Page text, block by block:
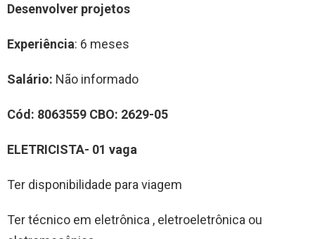
Desenvolver projetos
Experiência: 6 meses
Salário: Não informado
Cód: 8063559 CBO: 2629-05
ELETRICISTA- 01 vaga
Ter disponibilidade para viagem
Ter técnico em eletrônica , eletroeletrônica ou